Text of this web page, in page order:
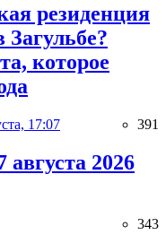
резиденция
которое
17:07 391
августа 2026
343